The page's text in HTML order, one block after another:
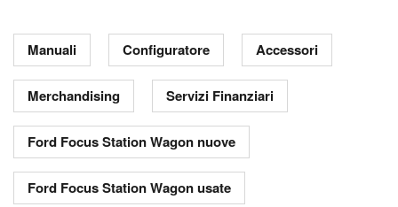
Manuali Configuratore Accessori
Merchandising Servizi Finanziari
Ford Focus Station Wagon nuove
Ford Focus Station Wagon usate